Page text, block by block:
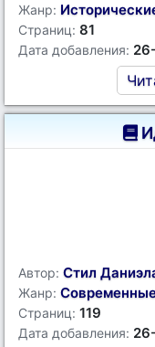
Жанр:
Страниц: 81
Дата добавления:
Автор: Стил
Жанр:
Страниц: 119
Дата добавления: